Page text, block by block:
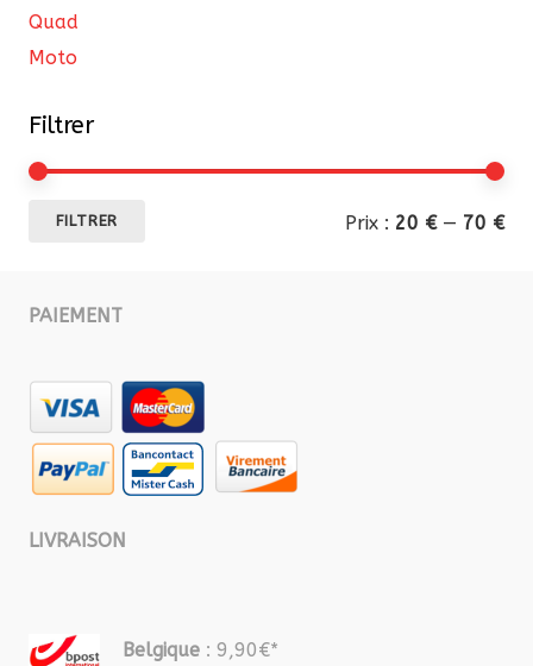
Quad
Moto
Filtrer
FILTRER Prix : 20 €— 70 €
PAIEMENT
LIVRAISON
Belgique : 9,90€*